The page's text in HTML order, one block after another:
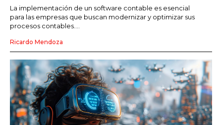
La implementación de un software contable es esencial
para las empresas que buscan modernizar y optimizar sus
procesos contables....
Ricardo Mendoza